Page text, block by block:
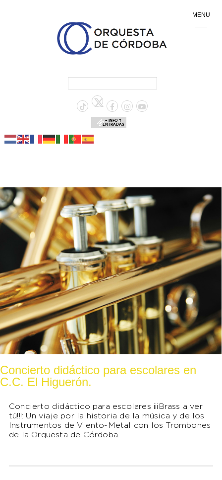
+ INFO Y
ENTRADAS
Concierto didáctico para escolares en
C.C. El Higuerón.
Concierto didáctico para escolares ¡¡¡Brass a ver
tú!!!: Un viaje por la historia de la música y de los
Instrumentos de Viento-Metal con los Trombones
de la Orquesta de Córdoba.
MENU